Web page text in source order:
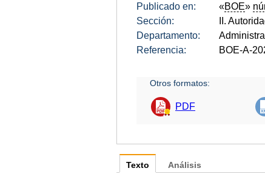
Publicado en: «BOE»
Sección:
II.
Departamento:
Referencia:
BOE-A-
Otros formatos:
PDF
Texto Análisis